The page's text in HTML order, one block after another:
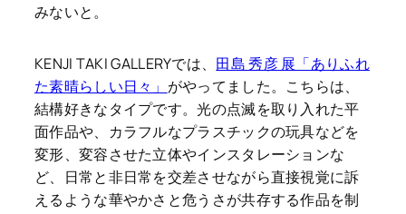
みないと。
KENJI TAKI GALLERYでは、 田島 秀彦 展「ありふれ
た素晴らしい日々」 がやってました。こちらは、
結構好きなタイプです。光の点滅を取り入れた平
面作品や、カラフルなプラスチックの玩具などを
変形、変容させた立体やインスタレーションな
ど、日常と非日常を交差させながら直接視覚に訴
えるような華やかさと危うさが共存する作品を制